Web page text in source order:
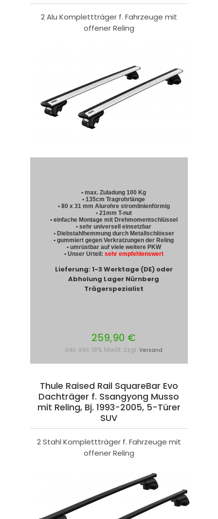
2 Alu Komplettträger f. Fahrzeuge mit
offener Reling
• max. Zuladung 100 Kg
• 135cm Tragrohrlänge
• 80 x 31 mm Alurohre stromlinienförmig
• 21mm T-nut
• einfache Montage mit Drehmomentschlüssel
• sehr universell einsetzbar
• Diebstahlhemmung durch Metallschlösser
• gummiert gegen Verkratzungen der Reling
• umrüstbar auf viele weitere PKW
• Unser Urteil: sehr empfehlenswert
Lieferung: 1-3 Werktage (DE) oder
Abholung Lager Nürnberg
Trägerspezialist
259,90 €
inkl. inkl. 19% MwSt. zzgl. Versand
Thule Raised Rail SquareBar Evo
Dachträger f. Ssangyong Musso
mit Reling, Bj. 1993-2005, 5-Türer
SUV
2 Stahl Komplettträger f. Fahrzeuge mit
offener Reling